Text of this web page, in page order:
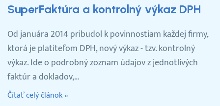
SuperFaktúra a kontrolný výkaz DPH
Od januára 2014 pribudol k povinnostiam každej firmy,
ktorá je platiteľom DPH, nový výkaz - tzv. kontrolný
výkaz. Ide o podrobný zoznam údajov z jednotlivých
faktúr a dokladov,…
Čítať celý článok »